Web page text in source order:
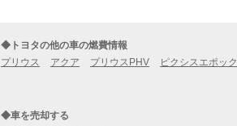
◆トヨタの他の車の燃費情報
プリウス
アクア プリウスPHV ピクシスエポック
◆車を売却する